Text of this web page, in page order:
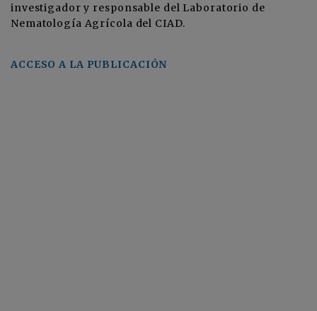
investigador y responsable del Laboratorio de
Nematología Agrícola del CIAD.
ACCESO A LA PUBLICACIÓN